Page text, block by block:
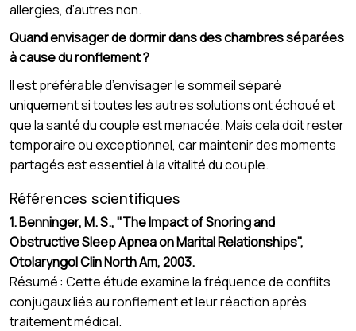
allergies, d’autres non.
Quand envisager de dormir dans des chambres séparées
à cause du ronflement ?
Il est préférable d’envisager le sommeil séparé
uniquement si toutes les autres solutions ont échoué et
que la santé du couple est menacée. Mais cela doit rester
temporaire ou exceptionnel, car maintenir des moments
partagés est essentiel à la vitalité du couple.
Références scientifiques
1. Benninger, M. S., "The Impact of Snoring and
Obstructive Sleep Apnea on Marital Relationships",
Otolaryngol Clin North Am, 2003.
Résumé : Cette étude examine la fréquence de conflits
conjugaux liés au ronflement et leur réaction après
traitement médical.